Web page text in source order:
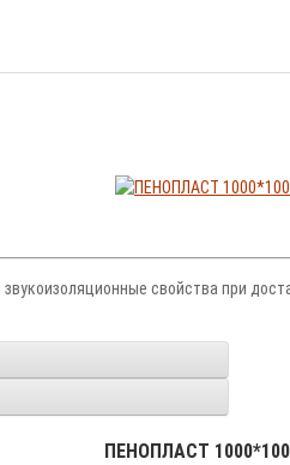
свойства при
ПЕНОПЛАСТ